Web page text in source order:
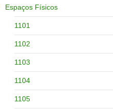
Espaços Físicos
1101
1102
1103
1104
1105